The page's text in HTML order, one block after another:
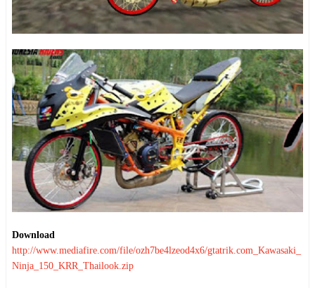
Download
http://www.mediafire.com/file/ozh7be4lzeod4x6/gtatrik.com_Kawasaki_
Ninja_150_KRR_Thailook.zip